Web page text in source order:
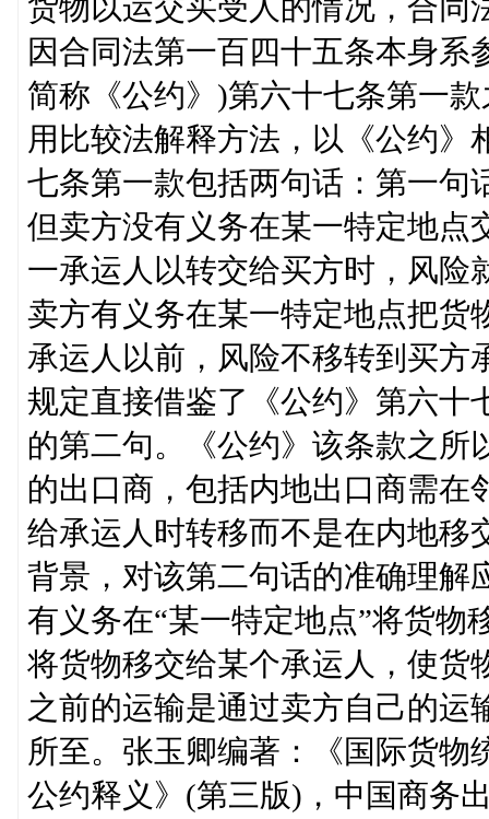
货物以运交买受人的情况，合同
因合同法第一百四十五条本身
简称《公约》)第六十七条第一
用比较法解释方法，以《公约》
七条第一款包括两句话：第一句
但卖方没有义务在某一特定地点
一承运人以转交给买方时，风险
卖方有义务在某一特定地点把货
承运人以前，风险不移转到买方
规定直接借鉴了《公约》第六十
的第二句。《公约》该条款之所
的出口商，包括内地出口商需在
给承运人时转移而不是在内地移
背景，对该第二句话的准确理解
有义务在“某一特定地点”将货物
将货物移交给某个承运人，使货
之前的运输是通过卖方自己的运
所至。张玉卿编著：《国际货
公约释义》(第三版)，中国商务